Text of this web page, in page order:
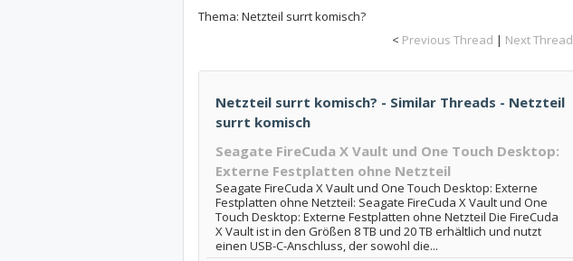
Thema: Netzteil surrt komisch?
< Previous Thread | Next Thread
Netzteil surrt komisch? - Similar Threads - Netzteil
surrt komisch
Seagate FireCuda X Vault und One Touch Desktop:
Externe Festplatten ohne Netzteil
Seagate FireCuda X Vault und One Touch Desktop: Externe
Festplatten ohne Netzteil: Seagate FireCuda X Vault und One
Touch Desktop: Externe Festplatten ohne Netzteil Die FireCuda
X Vault ist in den Größen 8 TB und 20 TB erhältlich und nutzt
einen USB-C-Anschluss, der sowohl die...